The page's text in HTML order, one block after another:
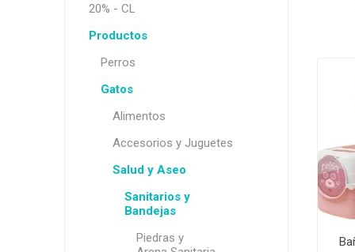
20% - CL
Productos
Perros
Gatos
Alimentos
Accesorios y Juguetes
Salud y Aseo
Sanitarios y
Bandejas
Piedras y